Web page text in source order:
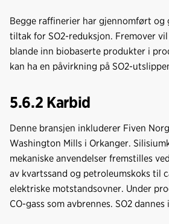
Begge raffinerier har gjennomført og
tiltak for SO2-reduksjon. Fremover
blande inn biobaserte produkter i
kan ha en påvirkning på SO2-
5.6.2 Karbid
Denne bransjen inkluderer Fiven
Washington Mills i Orkanger.
mekaniske anvendelser fremstilles
av kvartssand og petroleumskoks til
elektriske motstandsovner. Under
CO-gass som avbrennes. SO2 dannes